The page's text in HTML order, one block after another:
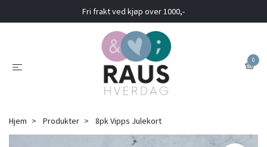
Fri frakt ved kjøp over 1000,-
0
Hjem Produkter 8pk Vipps Julekort